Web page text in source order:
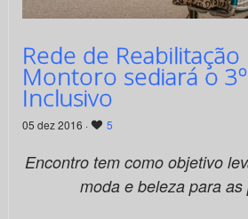
Rede de Reabilitação
Montoro sediará o
Inclusivo
05 dez 2016 · 5
Encontro tem como objetivo
moda e beleza para as